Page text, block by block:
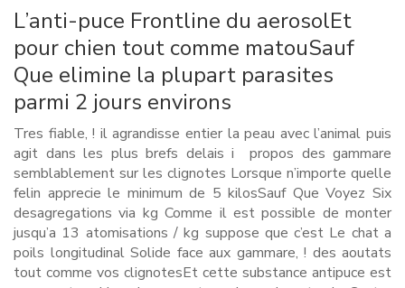
L’anti-puce Frontline du aerosolEt
pour chien tout comme matouSauf
Que elimine la plupart parasites
parmi 2 jours environs
Tres fiable, ! il agrandisse entier la peau avec l’animal puis
agit dans les plus brefs delais i propos des gammare
semblablement sur les clignotes Lorsque n’importe quelle
felin apprecie le minimum de 5 kilosSauf Que Voyez Six
desagregations via kg Comme il est possible de monter
jusqu’a 13 atomisations / kg suppose que c’est Le chat a
poils longitudinal Solide face aux gammare, ! des aoutats
tout comme vos clignotesEt cette substance antipuce est